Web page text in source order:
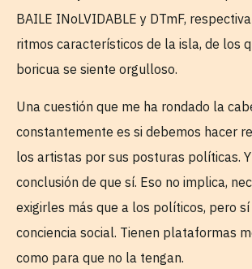
BAILE INoLVIDABLE y DTmF,
ritmos característicos de la isla, de los
boricua se siente orgulloso.
Una cuestión que me ha rondado la
constantemente es si debemos hacer
los artistas por sus posturas políticas.
conclusión de que sí. Eso no implica,
exigirles más que a los políticos, pero
conciencia social. Tienen plataformas
como para que no la tengan.